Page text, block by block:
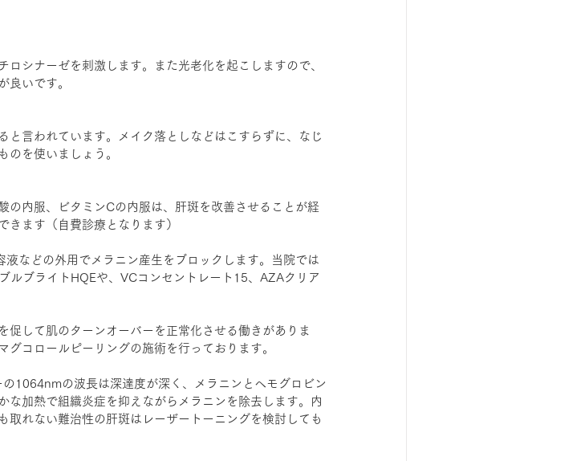
シナーゼを刺激します。また光老化を起こしますので、
良いです。
言われています。メイク落としなどはこすらずに、なじ
のを使いましょう。
内服、ビタミンCの内服は、肝斑を改善させることが経
きます（自費診療となります）
などの外用でメラニン産生をブロックします。当院では
ルブライトHQEや、VCコンセントレート15、AZAクリア
して肌のターンオーバーを正常化させる働きがありま
コロールピーリングの施術を行っております。
1064nmの波長は深達度が深く、メラニンとヘモグロビン
な加熱で組織炎症を抑えながらメラニンを除去します。内
取れない難治性の肝斑はレーザートーニングを検討しても